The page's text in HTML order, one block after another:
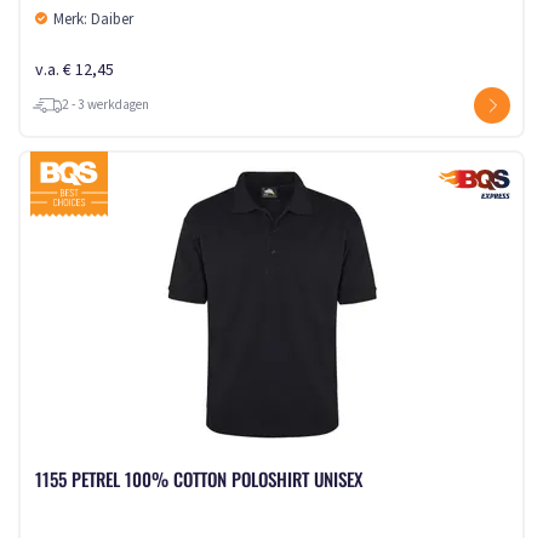
Merk: Daiber
v.a. € 12,45
2 - 3 werkdagen
1155 PETREL 100% COTTON POLOSHIRT UNISEX